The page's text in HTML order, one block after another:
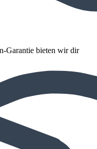
Garantie bieten wir dir